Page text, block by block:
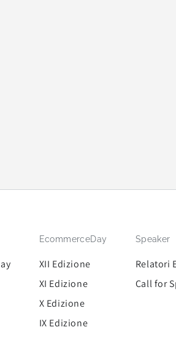
EcommerceDay
XII Edizione
XI Edizione
X Edizione
IX Edizione
Speaker
Relatori
Call for